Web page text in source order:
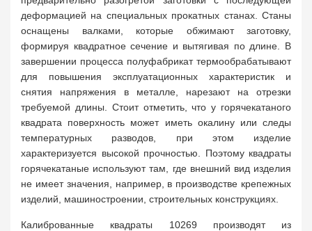
деформацией на специальных прокатных станах. Станы
оснащены валками, которые обжимают заготовку,
формируя квадратное сечение и вытягивая по длине. В
завершении процесса полуфабрикат термообрабатывают
для повышения эксплуатационных характеристик и
снятия напряжения в металле, нарезают на отрезки
требуемой длины. Стоит отметить, что у горячекатаного
квадрата поверхность может иметь окалину или следы
температурных разводов, при этом изделие
характеризуется высокой прочностью. Поэтому квадраты
горячекатаные используют там, где внешний вид изделия
не имеет значения, например, в производстве крепежных
изделий, машиностроении, строительных конструкциях.
Калиброванные квадраты 10269 производят из